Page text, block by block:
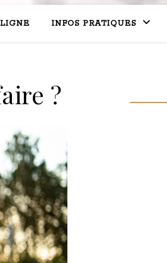
INFOS PRATIQUES
?